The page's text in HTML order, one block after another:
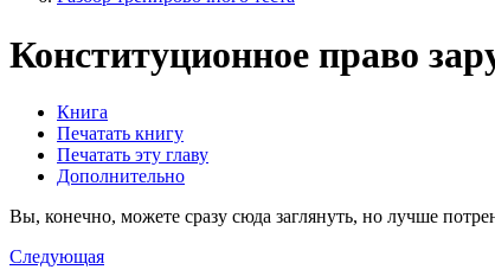
Конституционное право
Книга
Печатать книгу
Печатать эту главу
Дополнительно
Вы, конечно, можете сразу сюда заглянуть, но лучше
Следующая